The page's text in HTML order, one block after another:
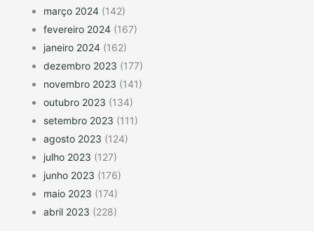
março 2024 (142)
fevereiro 2024 (167)
janeiro 2024 (162)
dezembro 2023 (177)
novembro 2023 (141)
outubro 2023 (134)
setembro 2023 (111)
agosto 2023 (124)
julho 2023 (127)
junho 2023 (176)
maio 2023 (174)
abril 2023 (228)